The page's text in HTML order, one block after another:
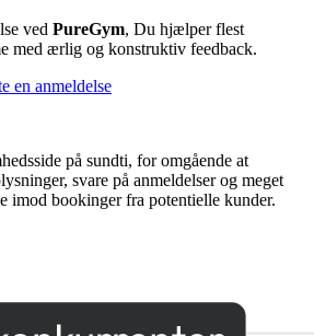
ved PureGym, Du hjælper flest
med ærlig og konstruktiv feedback.
en anmeldelse
på sundti, for omgående at
svare på anmeldelser og meget
imod bookinger fra potentielle kunder.